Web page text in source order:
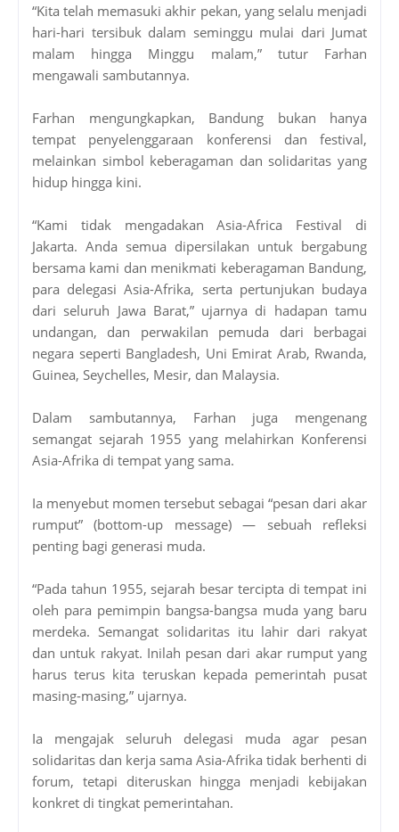
“Kita telah memasuki akhir pekan, yang selalu menjadi
hari-hari tersibuk dalam seminggu mulai dari Jumat
malam hingga Minggu malam,” tutur Farhan
mengawali sambutannya.
Farhan mengungkapkan, Bandung bukan hanya
tempat penyelenggaraan konferensi dan festival,
melainkan simbol keberagaman dan solidaritas yang
hidup hingga kini.
“Kami tidak mengadakan Asia-Africa Festival di
Jakarta. Anda semua dipersilakan untuk bergabung
bersama kami dan menikmati keberagaman Bandung,
para delegasi Asia-Afrika, serta pertunjukan budaya
dari seluruh Jawa Barat,” ujarnya di hadapan tamu
undangan, dan perwakilan pemuda dari berbagai
negara seperti Bangladesh, Uni Emirat Arab, Rwanda,
Guinea, Seychelles, Mesir, dan Malaysia.
Dalam sambutannya, Farhan juga mengenang
semangat sejarah 1955 yang melahirkan Konferensi
Asia-Afrika di tempat yang sama.
Ia menyebut momen tersebut sebagai “pesan dari akar
rumput” (bottom-up message) — sebuah refleksi
penting bagi generasi muda.
“Pada tahun 1955, sejarah besar tercipta di tempat ini
oleh para pemimpin bangsa-bangsa muda yang baru
merdeka. Semangat solidaritas itu lahir dari rakyat
dan untuk rakyat. Inilah pesan dari akar rumput yang
harus terus kita teruskan kepada pemerintah pusat
masing-masing,” ujarnya.
Ia mengajak seluruh delegasi muda agar pesan
solidaritas dan kerja sama Asia-Afrika tidak berhenti di
forum, tetapi diteruskan hingga menjadi kebijakan
konkret di tingkat pemerintahan.